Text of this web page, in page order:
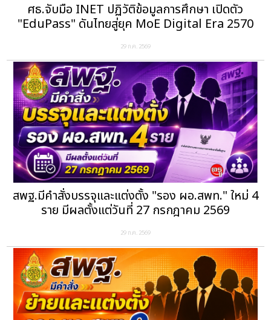
ศธ.จับมือ INET ปฏิวัติข้อมูลการศึกษา เปิดตัว
"EduPass" ดันไทยสู่ยุค MoE Digital Era 2570
29 ก.ค. 2569
สพฐ.มีคำสั่งบรรจุและแต่งตั้ง "รอง ผอ.สพท." ใหม่ 4
ราย มีผลตั้งแต่วันที่ 27 กรกฎาคม 2569
29 ก.ค. 2569